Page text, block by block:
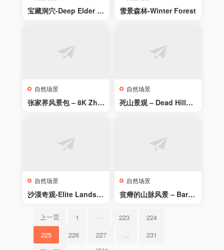
宝藏洞穴-Deep Elder C
雪景森林-Winter Forest
自然场景
张家界风景包 – 8K Zha
自然场景
死山景观 – Dead Hills L
自然场景
沙漠奇观-Elite Landsca
自然场景
贫瘠的山脉风景 – Barre
上一页 1 ··· 223
224
225
226 227 ...
231